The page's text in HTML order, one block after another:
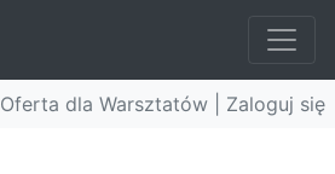
Oferta dla Warsztatów | Zaloguj się